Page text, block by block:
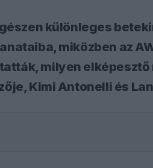
különleges
miközben az
milyen
Kimi Antonelli és